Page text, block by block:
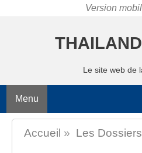
Le site web de
Menu
Accueil » Les Dossiers